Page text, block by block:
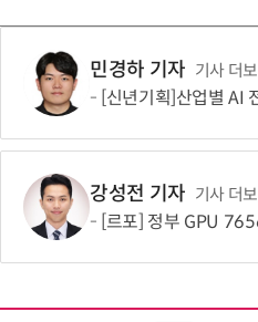
민경하 기자 기사 더보
[신년기획]산업별 AI 전망 - 플
강성전 기자 기사 더보
[르포] 정부 GPU 7656장 운